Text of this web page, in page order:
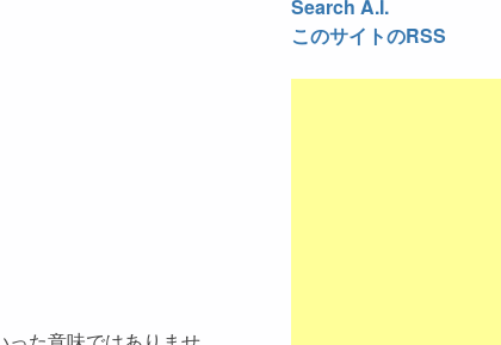
Search A.I.
このサイトのRSS